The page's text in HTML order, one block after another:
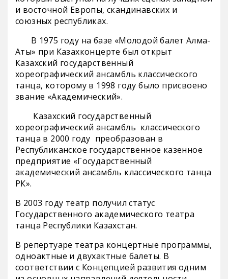
и восточной Европы, скандинавских и
союзных республиках.
В 1975 году на базе «Молодой балет Алма-
Аты» при Казахконцерте был открыт
Казахский государственный
хореографический ансамбль классического
танца, которому в 1998 году было присвоено
звание «Академический».
Казахский государственный
хореографический ансамбль классического
танца в 2000 году преобразован в
Республиканское государственное казенное
предприятие «Государственный
академический ансамбль классического танца
РК».
В 2003 году театр получил статус
Государственного академического театра
танца Республики Казахстан.
В репертуаре театра концертные программы,
одноактные и двухактные балеты. В
соответствии с Концепцией развития одним